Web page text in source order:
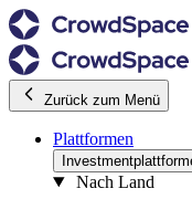
Zurück zum Menü
Plattformen
Nach Land